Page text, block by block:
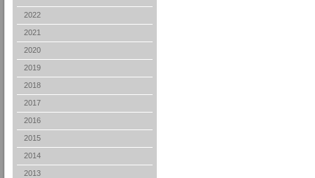
2022
2021
2020
2019
2018
2017
2016
2015
2014
2013